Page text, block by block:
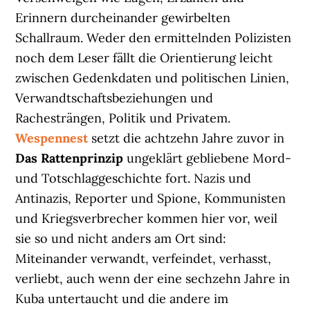
Erinnern durcheinander gewirbelten
Schallraum. Weder den ermittelnden Polizisten
noch dem Leser fällt die Orientierung leicht
zwischen Gedenkdaten und politischen Linien,
Verwandtschaftsbeziehungen und
Rachesträngen, Politik und Privatem.
Wespennestsetzt die achtzehn Jahre zuvor in
Das Rattenprinzip ungeklärt gebliebene Mord-
und Totschlaggeschichte fort. Nazis und
Antinazis, Reporter und Spione, Kommunisten
und Kriegsverbrecher kommen hier vor, weil
sie so und nicht anders am Ort sind:
Miteinander verwandt, verfeindet, verhasst,
verliebt, auch wenn der eine sechzehn Jahre in
Kuba untertaucht und die andere im